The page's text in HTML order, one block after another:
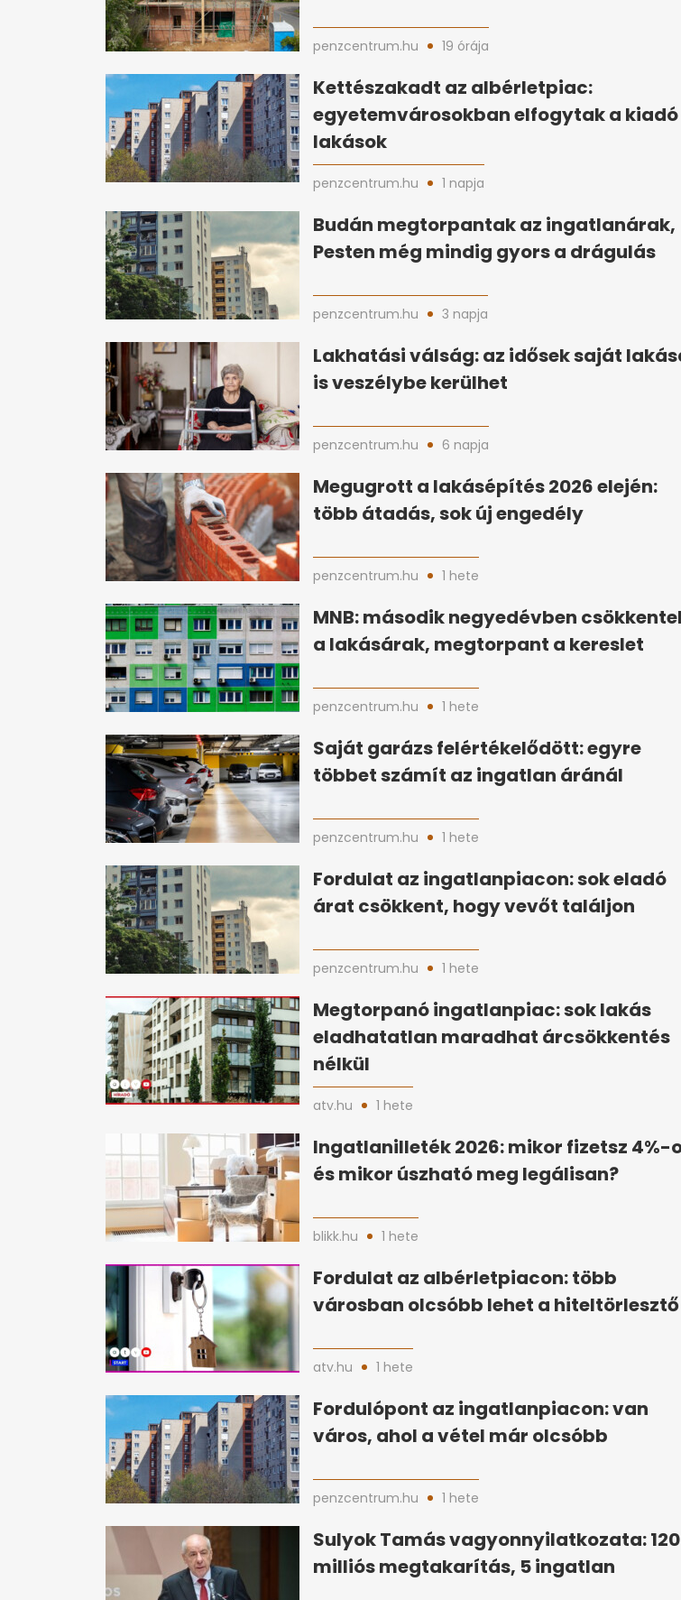
penzcentrum.hu 19 órája
Kettészakadt az albérletpiac:
egyetemvárosokban elfogytak a kiadó
lakások
penzcentrum.hu 1 napja
Budán megtorpantak az ingatlanárak,
Pesten még mindig gyors a drágulás
penzcentrum.hu 3 napja
Lakhatási válság: az idősek saját
is veszélybe kerülhet
penzcentrum.hu 6 napja
Megugrott a lakásépítés 2026 elején:
több átadás, sok új engedély
penzcentrum.hu 1 hete
MNB: második negyedévben
a lakásárak, megtorpant a kereslet
penzcentrum.hu 1 hete
Saját garázs felértékelődött: egyre
többet számít az ingatlan áránál
penzcentrum.hu 1 hete
Fordulat az ingatlanpiacon: sok eladó
árat csökkent, hogy vevőt találjon
penzcentrum.hu 1 hete
Megtorpanó ingatlanpiac: sok lakás
eladhatatlan maradhat árcsökkentés
nélkül
atv.hu 1 hete
Ingatlanilleték 2026: mikor fizetsz 4%-
és mikor úszható meg legálisan?
blikk.hu 1 hete
Fordulat az albérletpiacon: több
városban olcsóbb lehet a hiteltörlesztő
atv.hu 1 hete
Fordulópont az ingatlanpiacon: van
város, ahol a vétel már olcsóbb
penzcentrum.hu 1 hete
Sulyok Tamás vagyonnyilatkozata: 120
milliós megtakarítás, 5 ingatlan